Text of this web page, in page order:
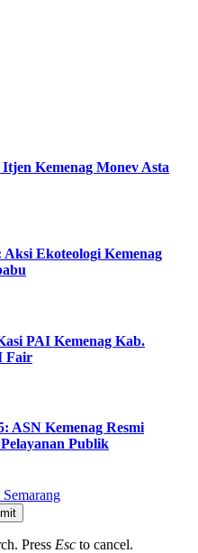
Kemenag Monev Asta
Ekoteologi Kemenag
PAI Kemenag Kab.
Fair
ASN Kemenag Resmi
Publik
Press Esc to cancel.